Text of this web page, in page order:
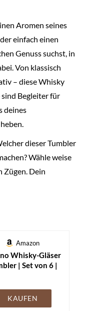
Aromen seines
einfach einen
Genuss suchst, in
Von klassisch
– diese Whisky
sind Begleiter für
deines
dieser Tumbler
Wähle weise
Zügen. Dein
Amazon
Whisky-Gläser
| Set von 6 |
für Zuhause,
und
KAUFEN